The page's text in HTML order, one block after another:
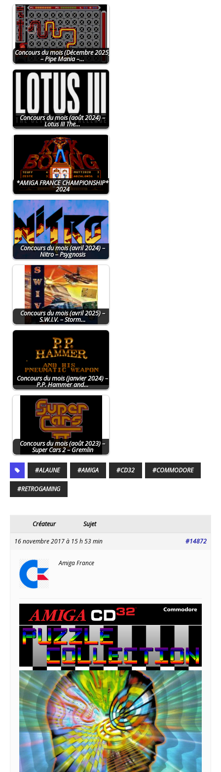
Concours du mois (Décembre 2025)
– Pipe Mania –…
Concours du mois (août 2024) –
Lotus III The…
*AMIGA FRANCE CHAMPIONSHIP*
2024
Concours du mois (avril 2024) –
Nitro – Psygnosis
Concours du mois (avril 2025) –
S.W.I.V. – Storm…
Concours du mois (janvier 2024) –
P.P. Hammer and…
Concours du mois (août 2023) –
Super Cars 2 – Gremlin
#ALAUNE #AMIGA #CD32 #COMMODORE
#RETROGAMING
Créateur Sujet
16 novembre 2017 à 15 h 53 min #14872
Amiga France